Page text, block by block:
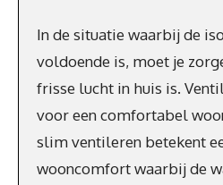
In de situatie waarbij de
voldoende is, moet je
frisse lucht in huis is.
voor een comfortabel
slim ventileren betekent
wooncomfort waarbij de